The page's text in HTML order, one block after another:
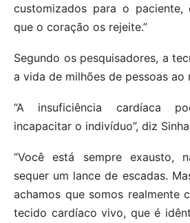
customizados para o paciente,
que o coração os rejeite.”
Segundo os pesquisadores, a
a vida de milhões de pessoas ao
“A insuficiência cardíaca
incapacitar o indivíduo”, diz
“Você está sempre exausto,
sequer um lance de escadas.
achamos que somos realmente
tecido cardíaco vivo, que é